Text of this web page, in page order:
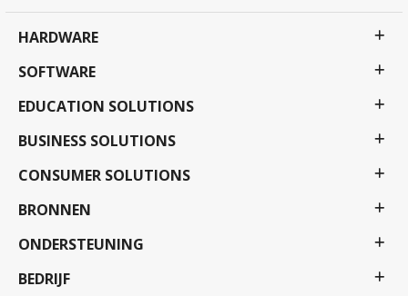
HARDWARE
SOFTWARE
EDUCATION SOLUTIONS
BUSINESS SOLUTIONS
CONSUMER SOLUTIONS
BRONNEN
ONDERSTEUNING
BEDRIJF